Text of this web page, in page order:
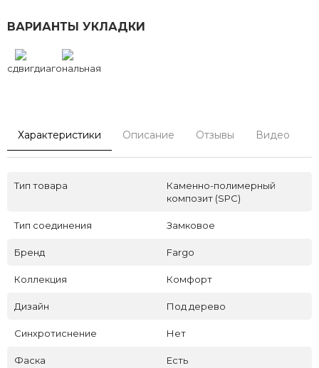
ВАРИАНТЫ УКЛАДКИ
сдвигдиагональная
Характеристики Описание Отзывы Видео
Тип товара
Каменно-полимерный
композит (SPC)
Тип соединения Замковое
Бренд Fargo
Коллекция Комфорт
Дизайн Под дерево
Синхротиснение Нет
Фаска Есть